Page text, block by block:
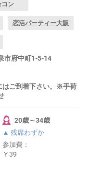
コン
恋活パーティー大阪
市府中町1-5-14
ご到着下さい。※手荷
20歳～34歳
▲ 残席わずか
参加費：
￥39